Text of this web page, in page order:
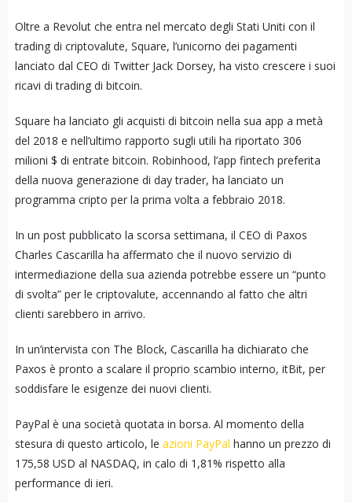
Oltre a Revolut che entra nel mercato degli Stati Uniti con il
trading di criptovalute, Square, l’unicorno dei pagamenti
lanciato dal CEO di Twitter Jack Dorsey, ha visto crescere i suoi
ricavi di trading di bitcoin.
Square ha lanciato gli acquisti di bitcoin nella sua app a metà
del 2018 e nell’ultimo rapporto sugli utili ha riportato 306
milioni $ di entrate bitcoin. Robinhood, l’app fintech preferita
della nuova generazione di day trader, ha lanciato un
programma cripto per la prima volta a febbraio 2018.
In un post pubblicato la scorsa settimana, il CEO di Paxos
Charles Cascarilla ha affermato che il nuovo servizio di
intermediazione della sua azienda potrebbe essere un “punto
di svolta” per le criptovalute, accennando al fatto che altri
clienti sarebbero in arrivo.
In un’intervista con The Block, Cascarilla ha dichiarato che
Paxos è pronto a scalare il proprio scambio interno, itBit, per
soddisfare le esigenze dei nuovi clienti.
PayPal è una società quotata in borsa. Al momento della
stesura di questo articolo, le azioni PayPal hanno un prezzo di
175,58 USD al NASDAQ, in calo di 1,81% rispetto alla
performance di ieri.